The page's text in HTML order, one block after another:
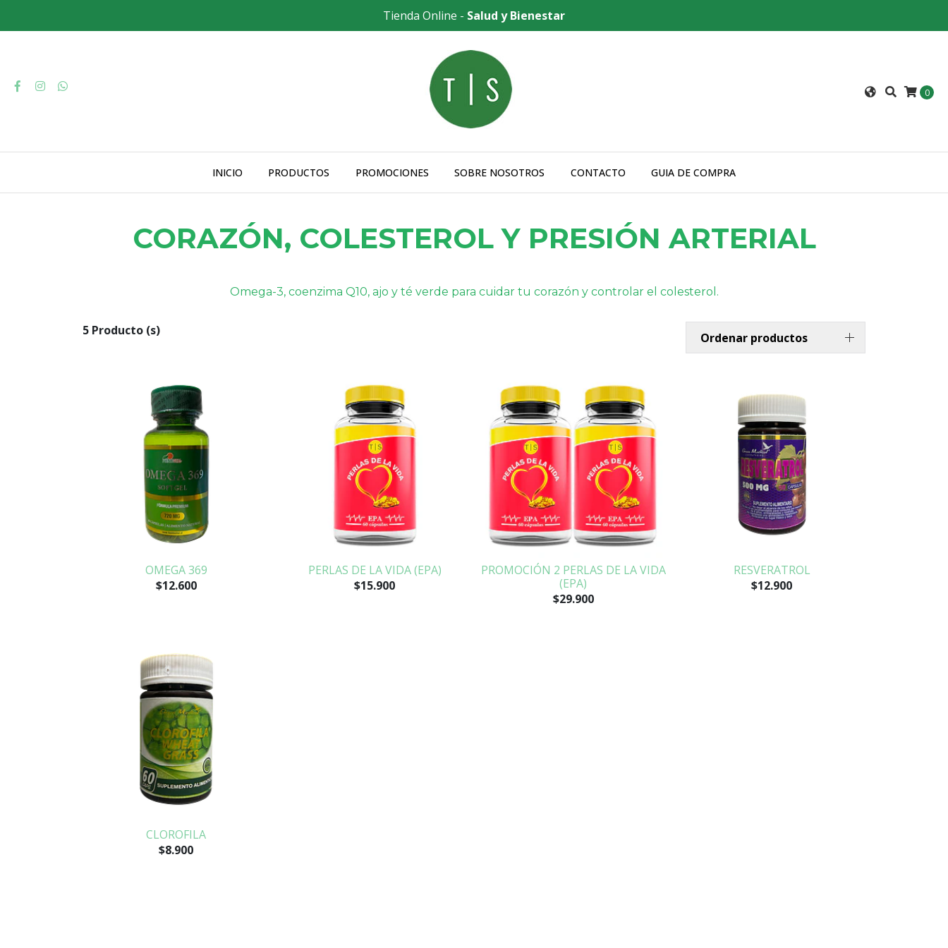
Tienda Online - Salud y Bienestar
0
INICIO PRODUCTOS PROMOCIONES SOBRE NOSOTROS CONTACTO GUIA DE COMPRA
CORAZÓN, COLESTEROL Y PRESIÓN ARTERIAL
Omega-3, coenzima Q10, ajo y té verde para cuidar tu corazón y controlar el colesterol.
5 Producto (s) Ordenar productos
OMEGA 369
$12.600
PERLAS DE LA VIDA (EPA)
$15.900
PROMOCIÓN 2 PERLAS DE LA VIDA
(EPA)
$29.900
RESVERATROL
$12.900
CLOROFILA
$8.900